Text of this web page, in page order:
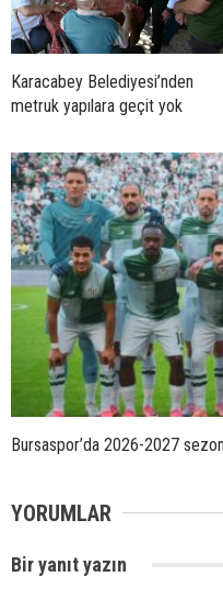
Karacabey Belediyesi’nden
metruk yapılara geçit yok
Bursaspor’da 2026-2027
YORUMLAR
Bir yanıt yazın